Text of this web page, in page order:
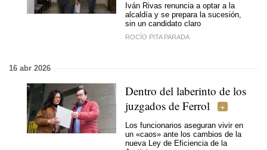
Iván Rivas renuncia a optar a la
alcaldía y se prepara la sucesión,
sin un candidato claro
ROCÍO PITA PARADA
16 abr 2026
Dentro del laberinto de los
juzgados de Ferrol
Los funcionarios aseguran vivir en
un «caos» ante los cambios de la
nueva Ley de Eficiencia de la